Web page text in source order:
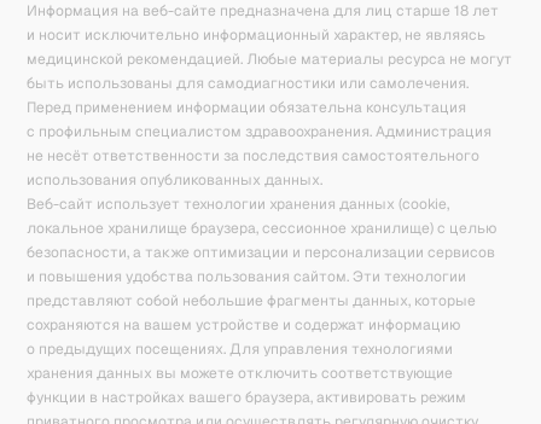
Информация на веб-сайте предназначена для лиц старше 18 лет
и носит исключительно информационный характер, не являясь
медицинской рекомендацией. Любые материалы ресурса не могут
быть использованы для самодиагностики или самолечения.
Перед применением информации обязательна консультация
с профильным специалистом здравоохранения. Администрация
не несёт ответственности за последствия самостоятельного
использования опубликованных данных.
Веб-сайт использует технологии хранения данных (cookie,
локальное хранилище браузера, сессионное хранилище) с целью
безопасности, а также оптимизации и персонализации сервисов
и повышения удобства пользования сайтом. Эти технологии
представляют собой небольшие фрагменты данных, которые
сохраняются на вашем устройстве и содержат информацию
о предыдущих посещениях. Для управления технологиями
хранения данных вы можете отключить соответствующие
функции в настройках вашего браузера, активировать режим